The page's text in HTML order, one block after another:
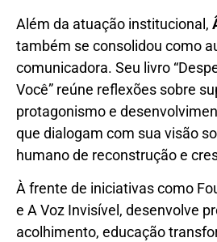
Além da atuação institucional,
também se consolidou como
comunicadora. Seu livro
Você” reúne reflexões sobre
protagonismo e
que dialogam com sua visão
humano de reconstrução e
À frente de iniciativas como
e A Voz Invisível, desenvolve
acolhimento, educação